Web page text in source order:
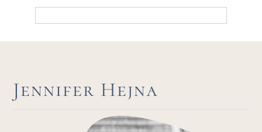
Jennifer Hejna